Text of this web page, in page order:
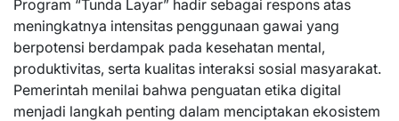
Program “Tunda Layar” hadir sebagai respons atas
meningkatnya intensitas penggunaan gawai yang
berpotensi berdampak pada kesehatan mental,
produktivitas, serta kualitas interaksi sosial masyarakat.
Pemerintah menilai bahwa penguatan etika digital
menjadi langkah penting dalam menciptakan ekosistem